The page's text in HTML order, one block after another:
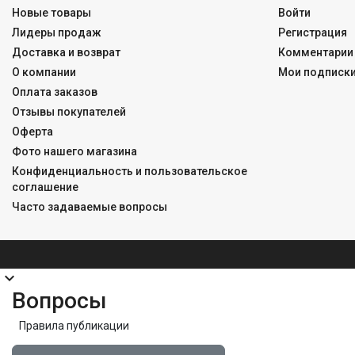
Новые товары
Лидеры продаж
Доставка и возврат
О компании
Оплата заказов
Отзывы покупателей
Оферта
Фото нашего магазина
Конфиденциальность и пользовательское
соглашение
Часто задаваемые вопросы
Войти
Регистрация
Мои подписки
expand_more
Вопросы
Правила публикации